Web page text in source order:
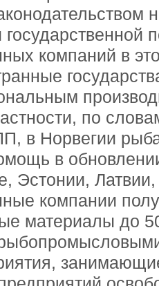
компаний в
по
в Норвегии
в
Эстонии, Латвии,
компании
материалы до